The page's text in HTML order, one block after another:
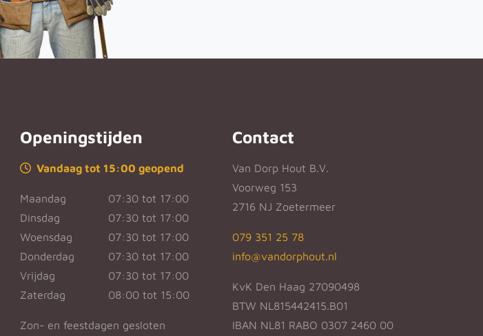
Openingstijden
Vandaag tot 15:00 geopend
Maandag
07:30 tot 17:00
Dinsdag
07:30 tot 17:00
Woensdag
07:30 tot 17:00
Donderdag
07:30 tot 17:00
Vrijdag
07:30 tot 17:00
Zaterdag
08:00 tot 15:00
Zon- en feestdagen gesloten
Contact
Van Dorp Hout B.V.
Voorweg 153
2716 NJ Zoetermeer
079 351 25 78
info@vandorphout.nl
KvK Den Haag 27090498
BTW NL815442415.B01
IBAN NL81 RABO 0307 2460 00